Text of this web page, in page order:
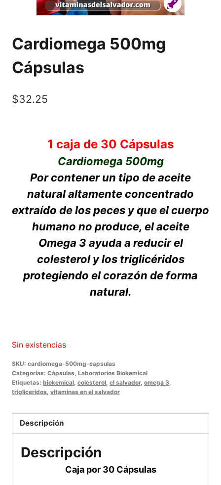
Cardiomega 500mg
Cápsulas
$32.25
1 caja de 30 Cápsulas
Cardiomega 500mg
Por contener un tipo de aceite
natural altamente concentrado
extraído de los peces y que el cuerpo
humano no produce, el aceite
Omega 3 ayuda a reducir el
colesterol y los triglicéridos
protegiendo el corazón de forma
natural.
Sin existencias
SKU: cardiomega-500mg-capsulas
Categorías: Cápsulas Laboratorios Biokemical
Etiquetas: biokemical colesterol el salvador, omega 3
trigliceridos vitaminas en el salvador
Descripción
Descripción
Caja por 30 Cápsulas